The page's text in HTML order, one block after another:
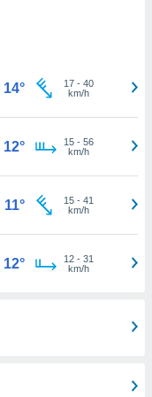
14° 17- 40
km/h
12° 15- 56
km/h
11° 15- 41
km/h
12° 12- 31
km/h